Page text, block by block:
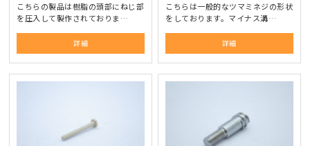
こちらの製品は樹脂の頭部にねじ部
を圧入して製作されておりま…
詳細
こちらは一般的なツマミネジの形状
をしております。マイナス溝…
詳細